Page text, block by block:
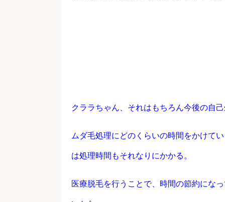
クララちゃん、それはもちろん今後の自
ムダ毛処理にどのくらいの時間をかけて
は処理時間もそれなりにかかる。
医療脱毛を行うことで、時間の節約にな